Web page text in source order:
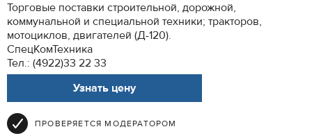
Торговые поставки строительной, дорожной,
коммунальной и специальной техники; тракторов,
мотоциклов, двигателей (Д-120).
СпецКомТехника
Тел.: (4922)33 22 33
Узнать цену
ПРОВЕРЯЕТСЯ МОДЕРАТОРОМ